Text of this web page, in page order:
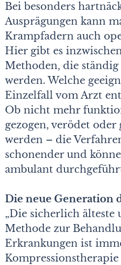
Bei besonders
Ausprägungen kann
Krampfadern auch
Hier gibt es
Methoden, die
werden. Welche
Einzelfall vom Arzt
Ob nicht mehr
gezogen, verödet
werden – die
schonender und
ambulant
Die neue Generation
„Die sicherlich älteste
Methode zur
Erkrankungen ist